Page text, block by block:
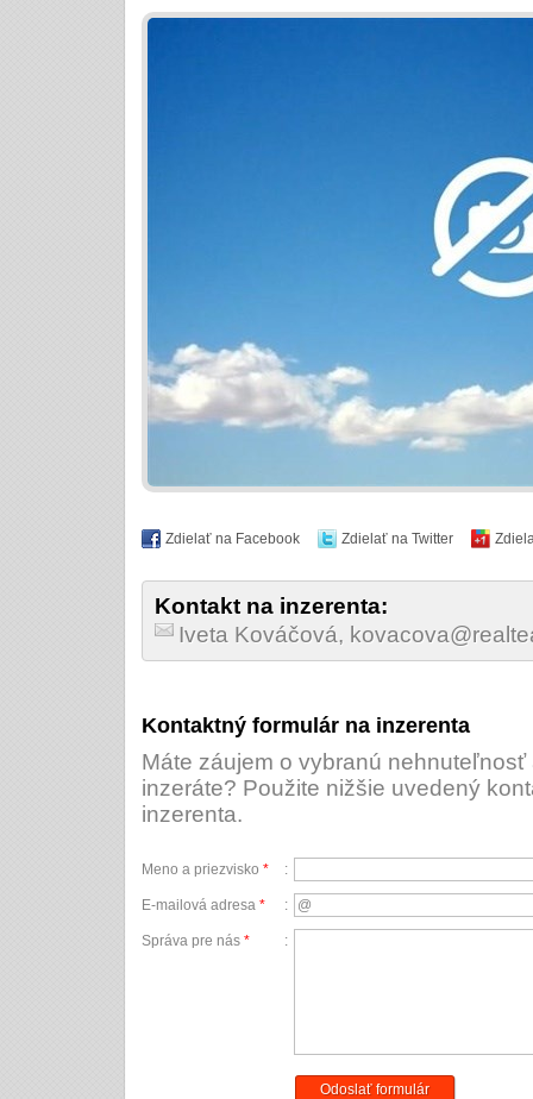
Zdielať na Facebook Zdielať na Twitter
Kontakt na inzerenta:
Iveta Kováčová,
Kontaktný formulár na inzerenta
Máte záujem o vybranú
inzeráte? Použite nižšie uvedený
inzerenta.
Meno a priezvisko * :
E-mailová adresa * :
Správa pre nás * :
Odoslať formulár